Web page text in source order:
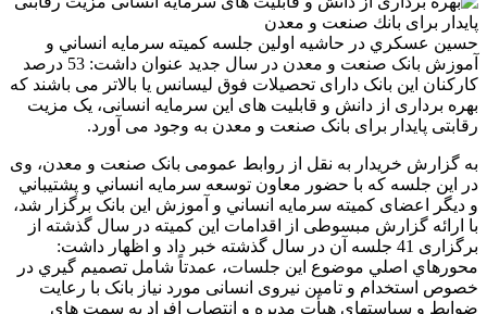
حسين عسكري در حاشيه اولین جلسه كميته سرمايه انساني و
آموزش بانک صنعت و معدن در سال جدید عنوان داشت: 53 درصد
کارکنان این بانک دارای تحصیلات فوق لیسانس یا بالاتر می باشند که
بهره برداری از دانش و قابلیت های این سرمایه انسانی، یک مزیت
رقابتی پایدار برای بانک صنعت و معدن به وجود می آورد.
به گزارش خریدار به نقل از روابط عمومی بانک صنعت و معدن، وی
در این جلسه که با حضور معاون توسعه سرمايه انساني و پشتيباني
و دیگر اعضای كميته سرمايه انساني و آموزش این بانک برگزار شد،
با ارائه گزارش مبسوطی از اقدامات این کمیته در سال گذشته از
برگزاری 41 جلسه آن در سال گذشته خبر داد و اظهار داشت:
محورهاي اصلي موضوع این جلسات، عمدتاً شامل تصميم گيري در
خصوص استخدام و تامین نیروی انسانی مورد نیاز بانک با رعايت
ضوابط و سياستهاي هيأت مديره و انتصاب افراد به سمت هاي